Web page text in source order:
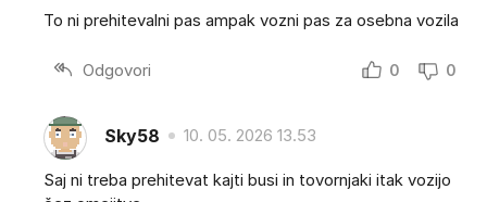
To ni prehitevalni pas ampak vozni pas za osebna vozila
Odgovori 0 0
Sky58 10. 05. 2026 13.53
Saj ni treba prehitevat kajti busi in tovornjaki itak vozijo